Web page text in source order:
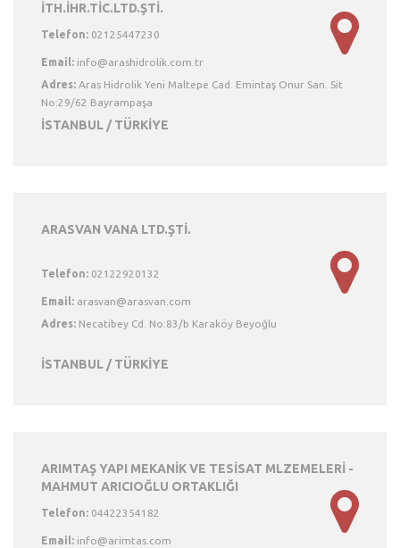
İTH.İHR.TİC.LTD.ŞTİ.
Telefon: 02125447230
Email:
Adres: Aras Hidrolik Yeni Maltepe Cad. Emintaş Onur San. Sit
No:29/62 Bayrampaşa
İSTANBUL / TÜRKİYE
ARASVAN VANA LTD.ŞTİ.
Telefon: 02122920132
Email:
Adres: Necatibey Cd. No:83/b Karaköy Beyoğlu
İSTANBUL / TÜRKİYE
ARIMTAŞ YAPI MEKANİK VE TESİSAT MLZEMELERİ -
MAHMUT ARICIOĞLU ORTAKLIĞI
Telefon: 04422354182
Email: